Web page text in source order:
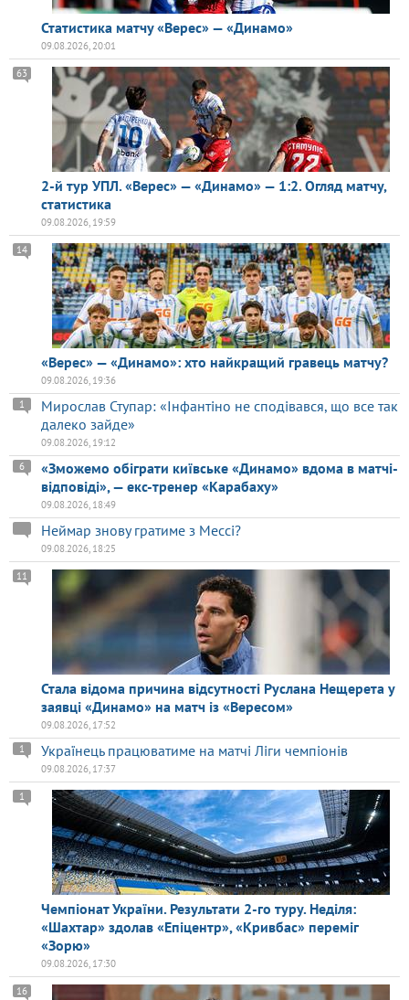
Статистика матчу «Верес» — «Динамо»
09.08.2026, 20:01
2-й тур УПЛ. «Верес» — «Динамо» — 1:2. Огляд матчу,
статистика
63
09.08.2026, 19:59
«Верес» — «Динамо»: хто найкращий гравець матчу?
14
09.08.2026, 19:36
Мирослав Ступар: «Інфантіно не сподівався, що все так
далеко зайде»
1
09.08.2026, 19:12
«Зможемо обіграти київське «Динамо» вдома в матчі-
відповіді», — екс-тренер «Карабаху»
6
09.08.2026, 18:49
Неймар знову гратиме з Мессі?
09.08.2026, 18:25
Стала відома причина відсутності Руслана Нещерета у
заявці «Динамо» на матч із «Вересом»
11
09.08.2026, 17:52
Українець працюватиме на матчі Ліги чемпіонів
1
09.08.2026, 17:37
Чемпіонат України. Результати 2-го туру. Неділя:
«Шахтар» здолав «Епіцентр», «Кривбас» переміг
«Зорю»
1
09.08.2026, 17:30
16